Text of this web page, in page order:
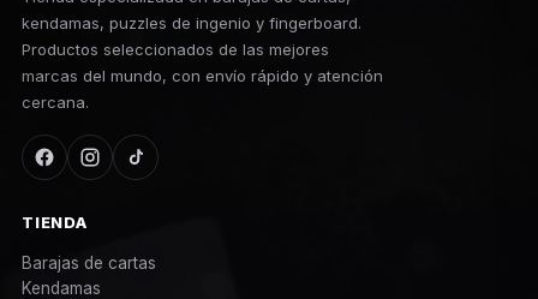
kendamas, puzzles de ingenio y fingerboard.
Productos seleccionados de las mejores
marcas del mundo, con envío rápido y atención
cercana.
TIENDA
Barajas de cartas
Kendamas